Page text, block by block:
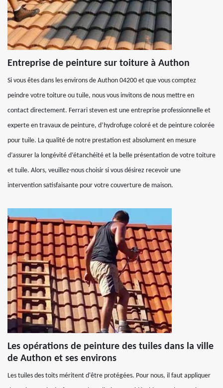
Entreprise de peinture sur toiture à Authon
Si vous êtes dans les environs de Authon 04200 et que vous comptez
peindre votre toiture ou tuile, nous vous invitons de nous mettre en
contact directement. Ferrari steven est une entreprise professionnelle et
experte en travaux de peinture, d’hydrofuge coloré et de peinture colorée
pour tuile. La qualité de notre prestation est absolument en mesure
d’assurer la longévité d’étanchéité et la belle présentation de votre toiture
et tuile. Alors, veuillez-nous choisir si vous désirez recevoir une
intervention satisfaisante pour votre couverture de maison.
Les opérations de peinture des tuiles dans la ville
de Authon et ses environs
Les tuiles des toits méritent d'être protégées. Pour nous, il faut appliquer